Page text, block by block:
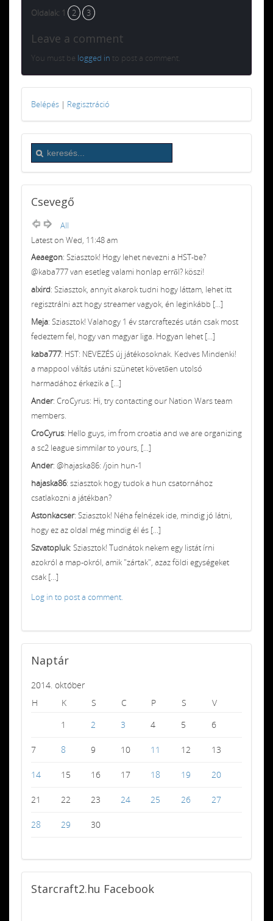
Oldalak: 1 2 3
Leave a comment
You must be logged in to post a comment.
Belépés | Regisztráció
Csevegő
All
Latest on Wed, 11:48 am
Aeaegon: Sziasztok! Hogy lehet nevezni a HST-be?
@kaba777 van esetleg valami honlap erről? köszi!
alxird: Sziasztok, annyit akarok tudni hogy láttam, lehet itt
regisztrálni azt hogy streamer vagyok, én leginkább [...]
Meja: Sziasztok! Valahogy 1 év starcraftezés után csak most
fedeztem fel, hogy van magyar liga. Hogyan lehet [...]
kaba777: HST: NEVEZÉS új játékosoknak. Kedves Mindenki!
a mappool váltás utáni szünetet követően utolsó
harmadához érkezik a [...]
Ander: CroCyrus: Hi, try contacting our Nation Wars team
members.
CroCyrus: Hello guys, im from croatia and we are organizing
a sc2 league simmilar to yours, [...]
Ander: @hajaska86: /join hun-1
hajaska86: sziasztok hogy tudok a hun csatornához
csatlakozni a játékban?
Astonkacser: Sziasztok! Néha felnézek ide, mindig jó látni,
hogy ez az oldal még mindig él és [...]
Szvatopluk: Sziasztok! Tudnátok nekem egy listát írni
azokról a map-okról, amik "zártak", azaz földi egységeket
csak [...]
Log in to post a comment.
Naptár
2014. október
H
K S C P S
V
1
2 3 4 5 6
7 8 9 10 11 12 13
14 15 16 17 18 19 20
21 22 23 24 25 26 27
28 29 30
Starcraft2.hu Facebook